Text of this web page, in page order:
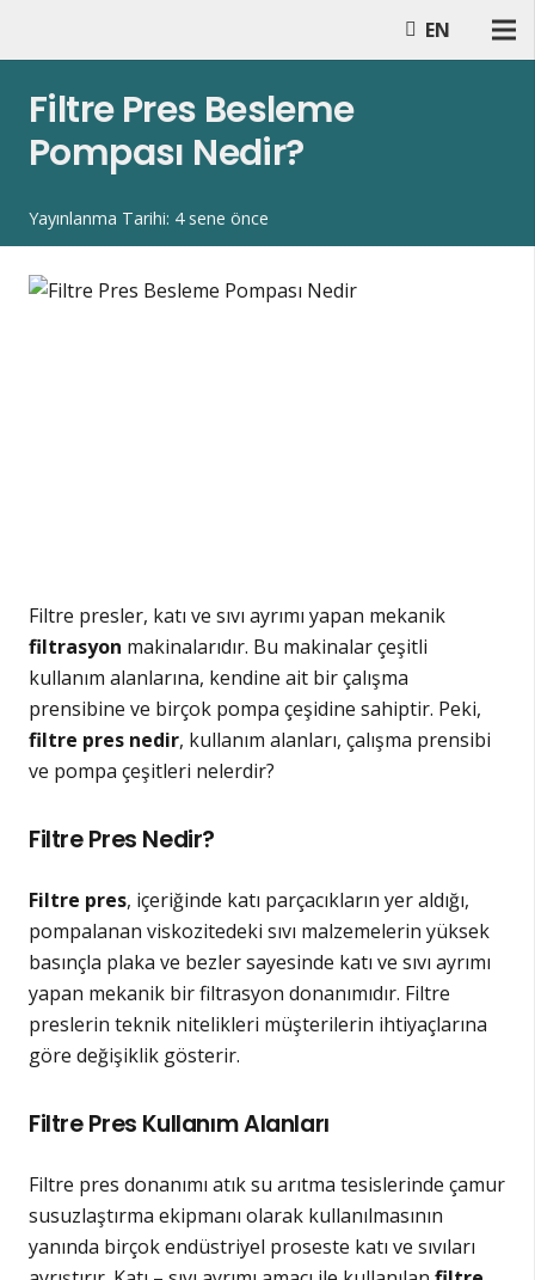
EN
Filtre Pres Besleme
Pompası Nedir?
Yayınlanma Tarihi: 4 sene önce
Filtre presler, katı ve sıvı ayrımı yapan mekanik
filtrasyon makinalarıdır. Bu makinalar çeşitli
kullanım alanlarına, kendine ait bir çalışma
prensibine ve birçok pompa çeşidine sahiptir. Peki,
filtre pres nedir, kullanım alanları, çalışma prensibi
ve pompa çeşitleri nelerdir?
Filtre Pres Nedir?
Filtre pres, içeriğinde katı parçacıkların yer aldığı,
pompalanan viskozitedeki sıvı malzemelerin yüksek
basınçla plaka ve bezler sayesinde katı ve sıvı ayrımı
yapan mekanik bir filtrasyon donanımıdır. Filtre
preslerin teknik nitelikleri müşterilerin ihtiyaçlarına
göre değişiklik gösterir.
Filtre Pres Kullanım Alanları
Filtre pres donanımı atık su arıtma tesislerinde çamur
susuzlaştırma ekipmanı olarak kullanılmasının
yanında birçok endüstriyel proseste katı ve sıvıları